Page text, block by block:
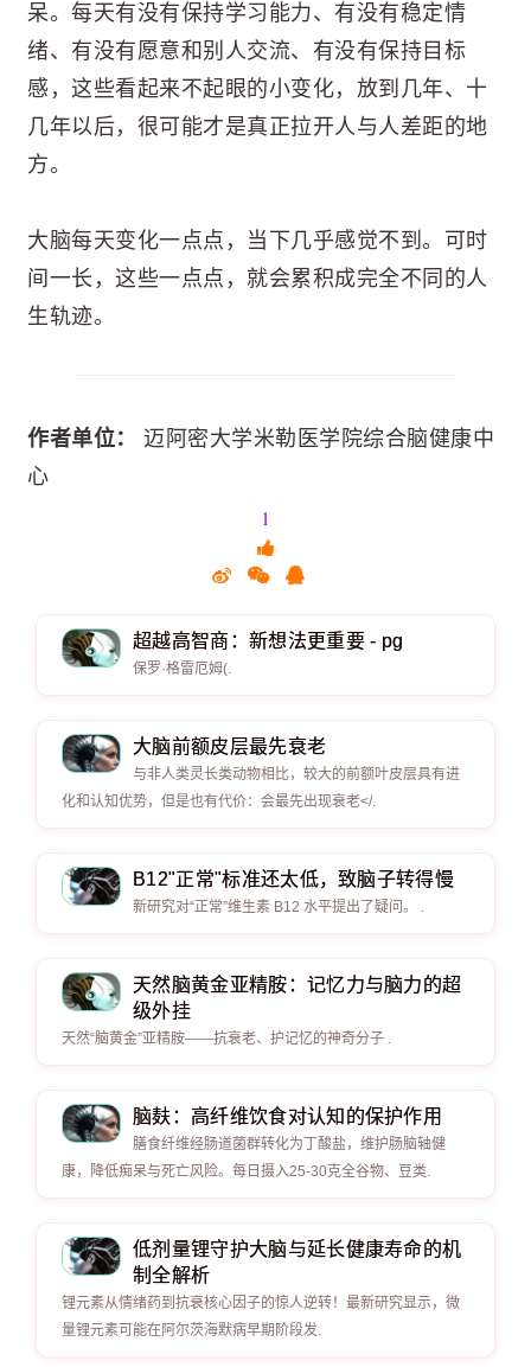
呆。每天有没有保持学习能力、有没有稳定情
绪、有没有愿意和别人交流、有没有保持目标
感，这些看起来不起眼的小变化，放到几年、十
几年以后，很可能才是真正拉开人与人差距的地
方。
大脑每天变化一点点，当下几乎感觉不到。可时
间一长，这些一点点，就会累积成完全不同的人
生轨迹。
作者单位：
迈阿密大学米勒医学院综合脑健康中
心
1
超越高智商：新想法更重要 - pg
保罗·格雷厄姆(.
大脑前额皮层最先衰老
与非人类灵长类动物相比，较大的前额叶皮层具有进
化和认知优势，但是也有代价：会最先出现衰老</.
B12"正常"标准还太低，致脑子转得慢
新研究对“正常”维生素 B12 水平提出了疑问。 .
天然脑黄金亚精胺：记忆力与脑力的超
级外挂
天然“脑黄金”亚精胺——抗衰老、护记忆的神奇分子 .
脑麸：高纤维饮食对认知的保护作用
膳食纤维经肠道菌群转化为丁酸盐，维护肠脑轴健
康，降低痴呆与死亡风险。每日摄入25-30克全谷物、豆类.
低剂量锂守护大脑与延长健康寿命的机
制全解析
锂元素从情绪药到抗衰核心因子的惊人逆转！最新研究显示，微
量锂元素可能在阿尔茨海默病早期阶段发.